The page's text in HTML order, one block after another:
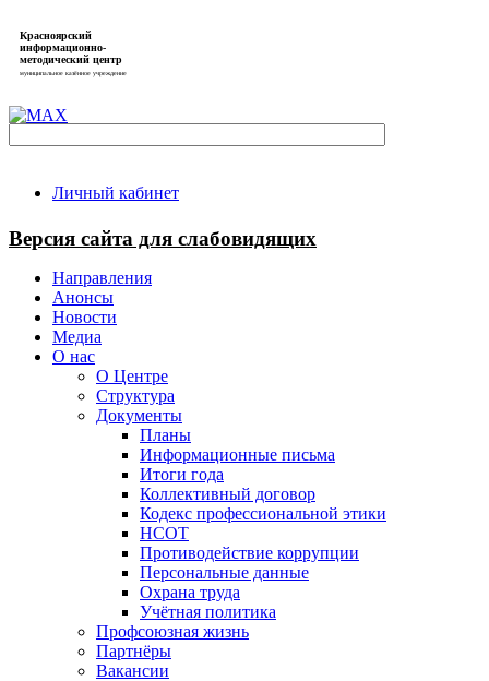
Красноярский
информационно-
методический центр
муниципальное казённое учреждение
Личный кабинет
Версия сайта для слабовидящих
Направления
Анонсы
Новости
Медиа
О нас
О Центре
Структура
Документы
Планы
Информационные письма
Итоги года
Коллективный договор
Кодекс профессиональной этики
НСОТ
Противодействие коррупции
Персональные данные
Охрана труда
Учётная политика
Профсоюзная жизнь
Партнёры
Вакансии